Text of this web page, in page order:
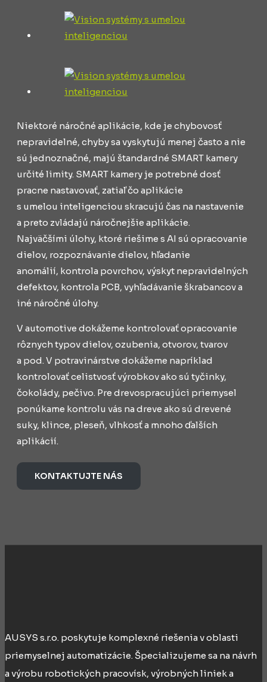
Niektoré náročné aplikácie, kde je chybovosť
nepravidelné, chyby sa vyskytujú menej často a nie
sú jednoznačné, majú štandardné SMART kamery
určité limity. SMART kamery je potrebné dosť
pracne nastavovať, zatiaľ čo aplikácie
s umelou inteligenciou skracujú čas na nastavenie
a preto zvládajú náročnejšie aplikácie.
Najväčšími úlohy, ktoré riešime s AI sú opracovanie
dielov, rozpoznávanie dielov, hľadanie
anomálií, kontrola povrchov, výskyt nepravidelných
defektov, kontrola PCB, vyhľadávanie škrabancov a
iné náročné úlohy.
V automotive dokážeme kontrolovať opracovanie
rôznych typov dielov, ozubenia, otvorov, tvarov
a pod. V potravinárstve dokážeme napríklad
kontrolovať celistvosť výrobkov ako sú tyčinky,
čokolády, pečivo. Pre drevospracujúci priemysel
ponúkame kontrolu vás na dreve ako sú drevené
suky, klince, pleseň, vlhkosť a mnoho ďalších
aplikácií.
KONTAKTUJTE NÁS
AUSYS s.r.o. poskytuje komplexné riešenia v oblasti
priemyselnej automatizácie. Špecializujeme sa na návrh
a výrobu robotických pracovísk, výrobných liniek a